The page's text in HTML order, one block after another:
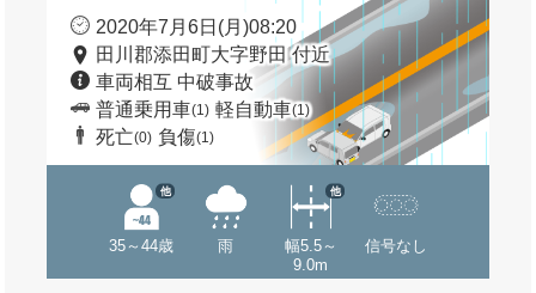
2020年7月6日(月)08:20
田川郡添田町大字野田 付近
車両相互 中破事故
普通乗用車(1) 軽自動車(1)
死亡(0) 負傷(1)
35～44歳
他
雨
幅5.5～
9.0m
他
信号なし